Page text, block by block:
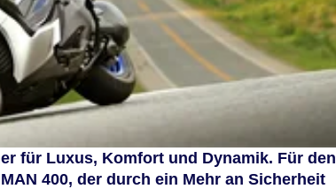
für Luxus, Komfort und Dynamik. Für den
400, der durch ein Mehr an Sicherheit